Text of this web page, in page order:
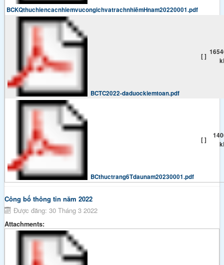
BCKQthuchiencacnhiemvucongichvatrachnhiẽmHnam20220001.pdf
BCTC2022-daduockiemtoan.pdf
[ ]
BCthuctrang6Tdaunam20230001.pdf
[ ]
Công bố thông tin năm 2022
Được đăng: 30 Tháng 3 2022
Attachments: